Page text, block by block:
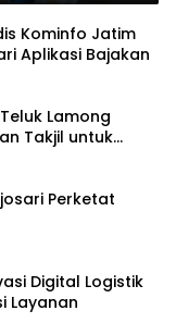
Kominfo Jatim
Aplikasi Bajakan
Lamong
Takjil untuk
Perketat
Digital Logistik
Layanan